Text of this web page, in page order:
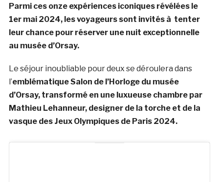
Parmi ces onze expériences iconiques révélées le
1er mai 2024, les voyageurs sont invités à tenter
leur chance pour réserver une nuit exceptionnelle
au musée d’Orsay.
Le séjour inoubliable pour deux se déroulera dans
l’emblématique Salon de l’Horloge du musée
d’Orsay, transformé en une luxueuse chambre par
Mathieu Lehanneur, designer de la torche et de la
vasque des Jeux Olympiques de Paris 2024.